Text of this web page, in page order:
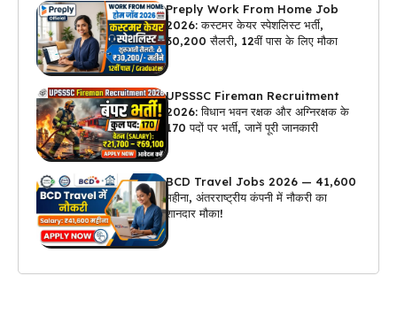
Preply Work From Home Job
2026: कस्टमर केयर स्पेशलिस्ट भर्ती,
₹30,200 सैलरी, 12वीं पास के लिए मौका
UPSSSC Fireman Recruitment
2026: विधान भवन रक्षक और अग्निरक्षक के
170 पदों पर भर्ती, जानें पूरी जानकारी
BCD Travel Jobs 2026 — ₹41,600
महीना, अंतरराष्ट्रीय कंपनी में नौकरी का
शानदार मौका!